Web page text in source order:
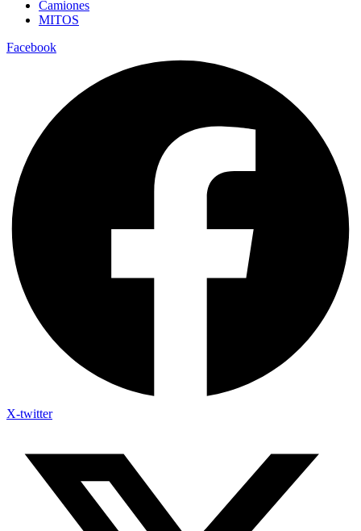
Camiones
MITOS
Facebook
X-twitter